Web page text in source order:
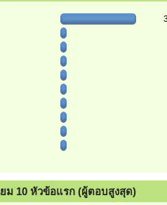
ม 10 หัวข้อแรก (ผู้ตอบสูงสุด)